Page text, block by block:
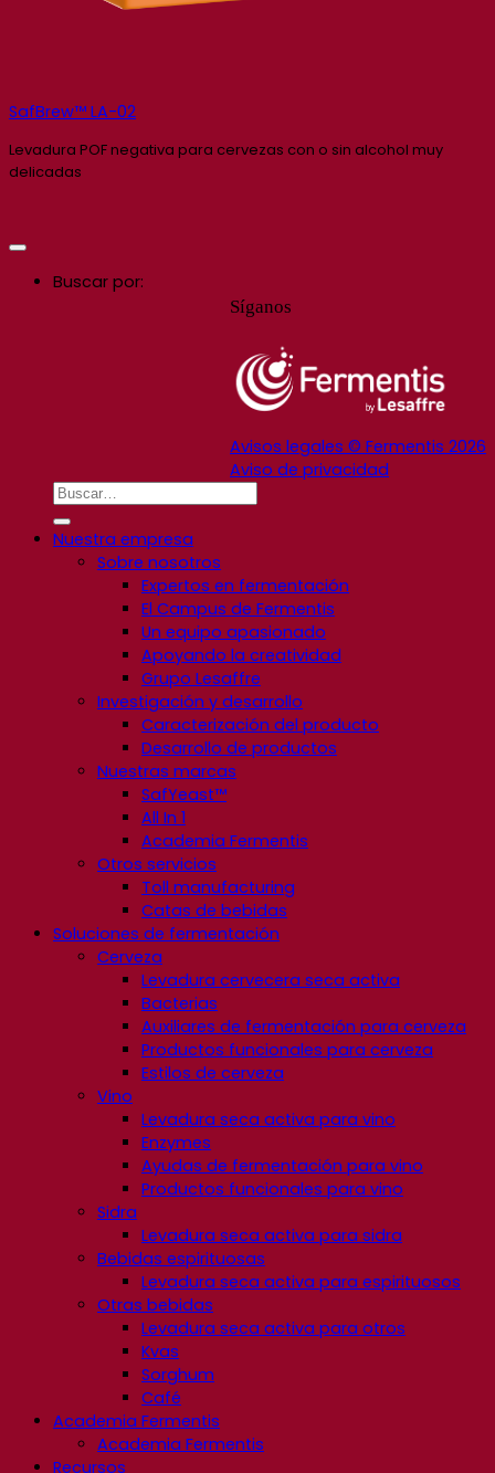
SafBrew™ LA-02
Levadura POF negativa para cervezas con o sin alcohol muy
delicadas
Síganos
Avisos legales © Fermentis 2026
Aviso de privacidad
Buscar por:
Nuestra empresa
Sobre nosotros
Expertos en fermentación
El Campus de Fermentis
Un equipo apasionado
Apoyando la creatividad
Grupo Lesaffre
Investigación y desarrollo
Caracterización del producto
Desarrollo de productos
Nuestras marcas
SafYeast™
All In 1
Academia Fermentis
Otros servicios
Toll manufacturing
Catas de bebidas
Soluciones de fermentación
Cerveza
Levadura cervecera seca activa
Bacterias
Auxiliares de fermentación para cerveza
Productos funcionales para cerveza
Estilos de cerveza
Vino
Levadura seca activa para vino
Enzymes
Ayudas de fermentación para vino
Productos funcionales para vino
Sidra
Levadura seca activa para sidra
Bebidas espirituosas
Levadura seca activa para espirituosos
Otras bebidas
Levadura seca activa para otros
Kvas
Sorghum
Café
Academia Fermentis
Academia Fermentis
Recursos